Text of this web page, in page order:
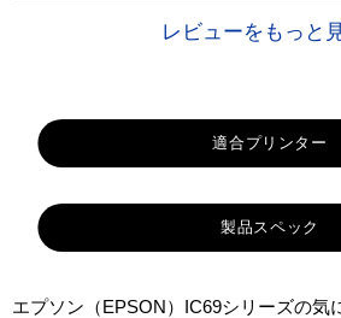
レビューをもっと
製品スペック
メーカ
エプソ
エプソン（EPSON）IC69シリーズの気